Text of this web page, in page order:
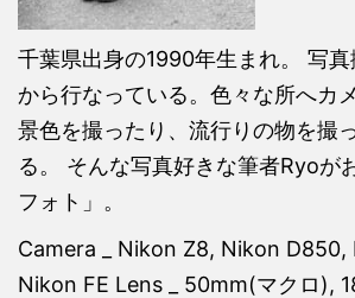
千葉県出身の1990年生まれ。 写
から行なっている。色々な所へカ
景色を撮ったり、流行りの物を撮
る。 そんな写真好きな筆者Ryoが
フォト」。
Camera _ Nikon Z8, Nikon D850,
Nikon FE Lens _ 50mm(マクロ),